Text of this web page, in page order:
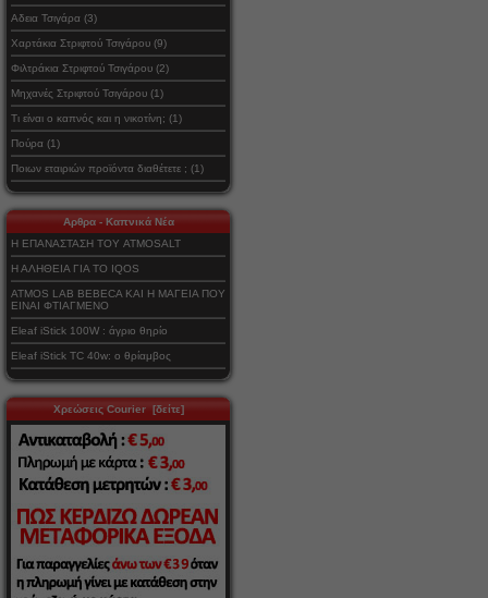
Αδεια Τσιγάρα (3)
Χαρτάκια Στριφτού Τσιγάρου (9)
Φιλτράκια Στριφτού Τσιγάρου (2)
Μηχανές Στριφτού Τσιγάρου (1)
Τι είναι ο καπνός και η νικοτίνη; (1)
Πούρα (1)
Ποιων εταιριών προϊόντα διαθέτετε ; (1)
Αρθρα - Καπνικά Νέα
Η ΕΠΑΝΑΣΤΑΣΗ ΤΟΥ ATMOSALT
Η ΑΛΗΘΕΙΑ ΓΙΑ ΤΟ IQOS
ATMOS LAB BEBECA ΚΑΙ Η ΜΑΓΕΙΑ ΠΟΥ
ΕΙΝΑΙ ΦΤΙΑΓΜΕΝΟ
Eleaf iStick 100W : άγριο θηρίο
Eleaf iStick TC 40w: ο θρίαμβος
Χρεώσεις Courier [δείτε]